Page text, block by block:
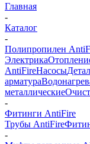
Главная
-
Каталог
-
Полипропилен
Электрика
AntiFireНасосы
арматура
металлические
-
Фитинги AntiFire
Трубы AntiFire
-